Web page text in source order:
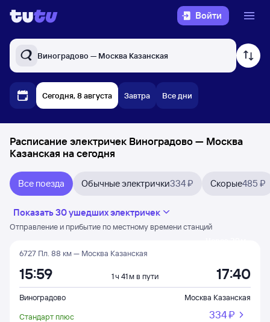
Войти
Виноградово — Москва Казанская
Сегодня, 8 августа Завтра Все дни
Расписание электричек Виноградово — Москва
Казанская на сегодня
Все поезда Обычные электрички334 ₽ Скорые485 ₽
Показать 30 ушедших электричек
Отправление и прибытие по местному времени станций
6727 Пл. 88 км — Москва Казанская
15:59 1 ч 41 м в пути 17:40
Виноградово
Москва Казанская
Стандарт плюс
334 ⁠₽